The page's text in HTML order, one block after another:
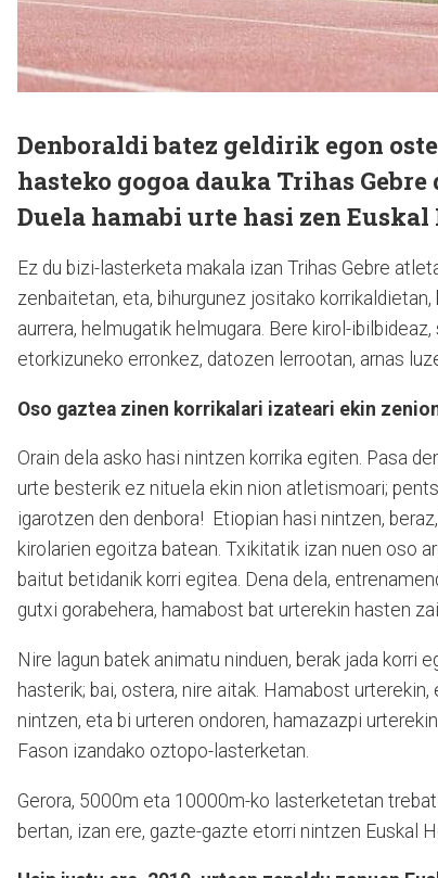
Denboraldi batez geldirik egon
hasteko gogoa dauka Trihas
Duela hamabi urte hasi zen
Ez du bizi-lasterketa makala izan Trihas Gebre
zenbaitetan, eta, bihurgunez jositako
aurrera, helmugatik helmugara. Bere kirol-
etorkizuneko erronkez, datozen lerrootan, arnas
Oso gaztea zinen korrikalari izateari ekin
Orain dela asko hasi nintzen korrika egiten. Pasa
urte besterik ez nituela ekin nion atletismoari;
igarotzen den denbora! Etiopian hasi nintzen,
kirolarien egoitza batean. Txikitatik izan nuen oso
baitut betidanik korri egitea. Dena dela,
gutxi gorabehera, hamabost bat urterekin hasten
Nire lagun batek animatu ninduen, berak jada korri
hasterik; bai, ostera, nire aitak. Hamabost
nintzen, eta bi urteren ondoren, hamazazpi
Fason izandako oztopo-lasterketan.
Gerora, 5000m eta 10000m-ko lasterketetan
bertan, izan ere, gazte-gazte etorri nintzen Euskal